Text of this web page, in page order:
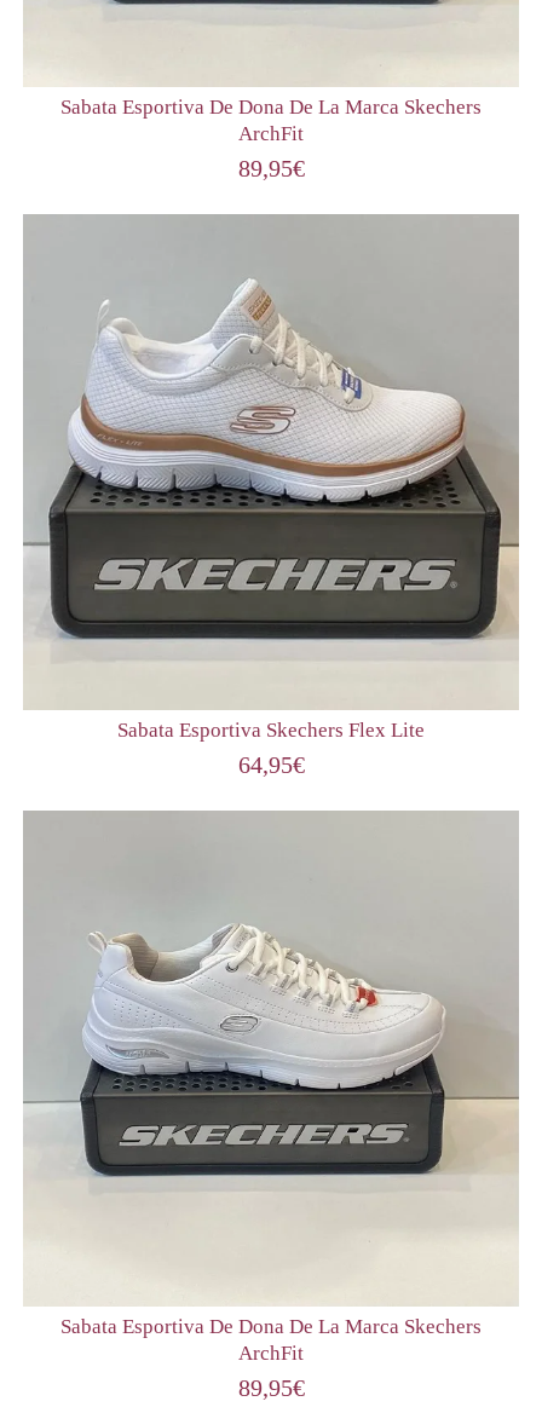
Sabata Esportiva De Dona De La Marca Skechers
ArchFit
89,95€
Sabata Esportiva Skechers Flex Lite
64,95€
Sabata Esportiva De Dona De La Marca Skechers
ArchFit
89,95€